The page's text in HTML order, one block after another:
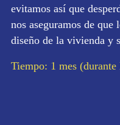
evitamos así que
nos aseguramos de que
diseño de la vivienda y
Tiempo: 1 mes (durante